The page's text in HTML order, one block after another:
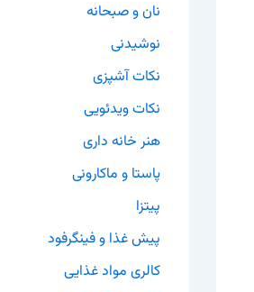
نان و صبحانه
نوشیدنی
نکات آشپزی
نکات ویدئویی
هنر خانه داری
پاستا و ماکارونی
پیتزا
پیش غذا و فینگرفود
کالری مواد غذایی